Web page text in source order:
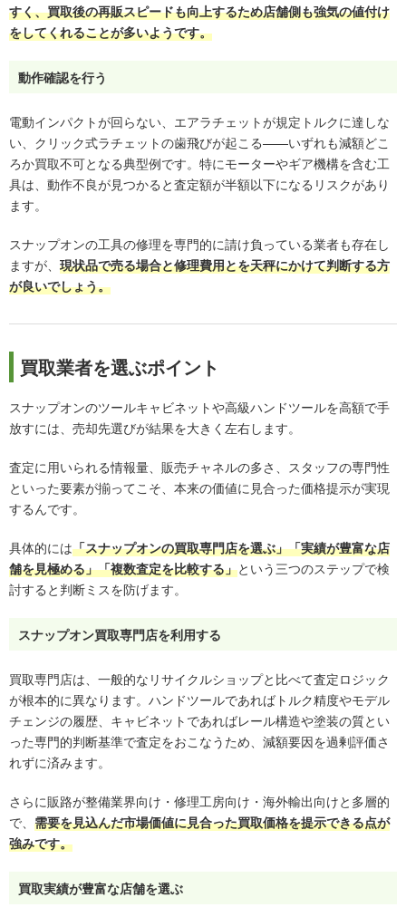
すく、買取後の再販スピードも向上するため店舗側も強気の値付け
をしてくれることが多いようです。
動作確認を行う
電動インパクトが回らない、エアラチェットが規定トルクに達しな
い、クリック式ラチェットの歯飛びが起こる——いずれも減額どこ
ろか買取不可となる典型例です。特にモーターやギア機構を含む工
具は、動作不良が見つかると査定額が半額以下になるリスクがあり
ます。
スナップオンの工具の修理を専門的に請け負っている業者も存在し
ますが、 現状品で売る場合と修理費用とを天秤にかけて判断する方
が良いでしょう。
買取業者を選ぶポイント
スナップオンのツールキャビネットや高級ハンドツールを高額で手
放すには、売却先選びが結果を大きく左右します。
査定に用いられる情報量、販売チャネルの多さ、スタッフの専門性
といった要素が揃ってこそ、本来の価値に見合った価格提示が実現
するんです。
具体的には「スナップオンの買取専門店を選ぶ」「実績が豊富な店
舗を見極める」「複数査定を比較する」という三つのステップで検
討すると判断ミスを防げます。
スナップオン買取専門店を利用する
買取専門店は、一般的なリサイクルショップと比べて査定ロジック
が根本的に異なります。ハンドツールであればトルク精度やモデル
チェンジの履歴、キャビネットであればレール構造や塗装の質とい
った専門的判断基準で査定をおこなうため、減額要因を過剰評価さ
れずに済みます。
さらに販路が整備業界向け・修理工房向け・海外輸出向けと多層的
で、 需要を見込んだ市場価値に見合った買取価格を提示できる点が
強みです。
買取実績が豊富な店舗を選ぶ